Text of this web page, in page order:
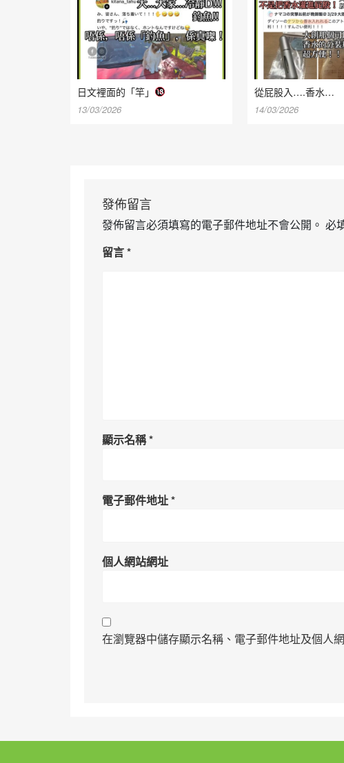
日文裡面的「竿」
13/03/2026
從屁股入….香水…
14/03/2026
發佈留言
發佈留言必須填寫的電子郵件地址不會公開。 必
留言*
顯示名稱*
電子郵件地址*
個人網站網址
在瀏覽器中儲存顯示名稱、電子郵件地址及個人